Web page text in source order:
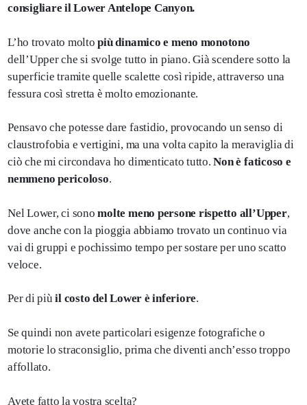
consigliare il Lower Antelope Canyon.
L’ho trovato molto più dinamico e meno monotono
dell’Upper che si svolge tutto in piano. Già scendere sotto la
superficie tramite quelle scalette così ripide, attraverso una
fessura così stretta è molto emozionante.
Pensavo che potesse dare fastidio, provocando un senso di
claustrofobia e vertigini, ma una volta capito la meraviglia di
ciò che mi circondava ho dimenticato tutto.Non è faticoso e
nemmeno pericoloso.
Nel Lower, ci sonomolte meno persone rispetto all’Upper,
dove anche con la pioggia abbiamo trovato un continuo via
vai di gruppi e pochissimo tempo per sostare per uno scatto
veloce.
Per di piùil costo del Lower è inferiore.
Se quindi non avete particolari esigenze fotografiche o
motorie lo straconsiglio, prima che diventi anch’esso troppo
affollato.
Avete fatto la vostra scelta?